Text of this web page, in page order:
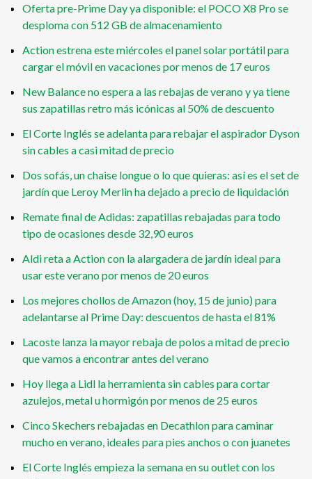
Oferta pre-Prime Day ya disponible: el POCO X8 Pro se
desploma con 512 GB de almacenamiento
Action estrena este miércoles el panel solar portátil para
cargar el móvil en vacaciones por menos de 17 euros
New Balance no espera a las rebajas de verano y ya tiene
sus zapatillas retro más icónicas al 50% de descuento
El Corte Inglés se adelanta para rebajar el aspirador Dyson
sin cables a casi mitad de precio
Dos sofás, un chaise longue o lo que quieras: así es el set de
jardín que Leroy Merlin ha dejado a precio de liquidación
Remate final de Adidas: zapatillas rebajadas para todo
tipo de ocasiones desde 32,90 euros
Aldi reta a Action con la alargadera de jardín ideal para
usar este verano por menos de 20 euros
Los mejores chollos de Amazon (hoy, 15 de junio) para
adelantarse al Prime Day: descuentos de hasta el 81%
Lacoste lanza la mayor rebaja de polos a mitad de precio
que vamos a encontrar antes del verano
Hoy llega a Lidl la herramienta sin cables para cortar
azulejos, metal u hormigón por menos de 25 euros
Cinco Skechers rebajadas en Decathlon para caminar
mucho en verano, ideales para pies anchos o con juanetes
El Corte Inglés empieza la semana en su outlet con los